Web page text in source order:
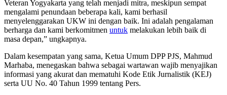
Veteran Yogyakarta yang telah menjadi mitra, meskipun sempat
mengalami penundaan beberapa kali, kami berhasil
menyelenggarakan UKW ini dengan baik. Ini adalah pengalaman
berharga dan kami berkomitmen untuk melakukan lebih baik di
masa depan,” ungkapnya.
Dalam kesempatan yang sama, Ketua Umum DPP PJS, Mahmud
Marhaba, menegaskan bahwa sebagai wartawan wajib menyajikan
informasi yang akurat dan mematuhi Kode Etik Jurnalistik (KEJ)
serta UU No. 40 Tahun 1999 tentang Pers.